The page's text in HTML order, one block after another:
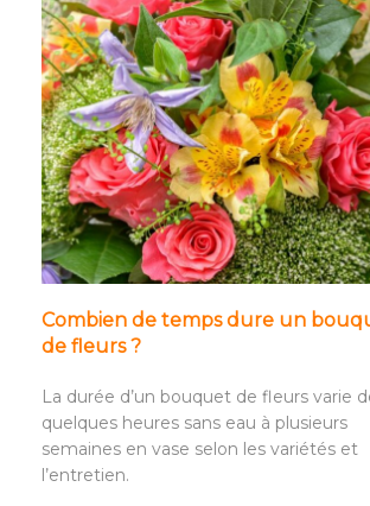
Combien de temps dure un
de fleurs ?
La durée d’un bouquet de fleurs varie
quelques heures sans eau à plusieurs
semaines en vase selon les variétés et
l’entretien.